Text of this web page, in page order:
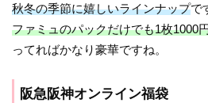
秋冬の季節に嬉しいラインナップで
ファミュのパックだけでも1枚1000
ってればかなり豪華ですね。
阪急阪神オンライン福袋